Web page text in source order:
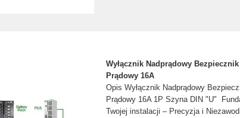
Wyłącznik Nadprądowy
Prądowy 16A
Opis Wyłącznik Nadprądowy
Prądowy 16A 1P Szyna DIN "U"
Twojej instalacji – Precyzja i